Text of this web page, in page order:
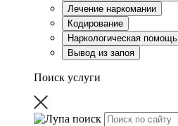
Лечение наркомании
Кодирование
Наркологическая помощь
Вывод из запоя
Поиск услуги